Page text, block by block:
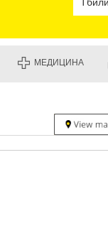
МЕДИЦИНА